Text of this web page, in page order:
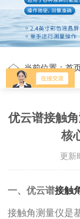
当前位置：首
优云谱接触
核
更新
一、优云谱接触
接触角测量仪是